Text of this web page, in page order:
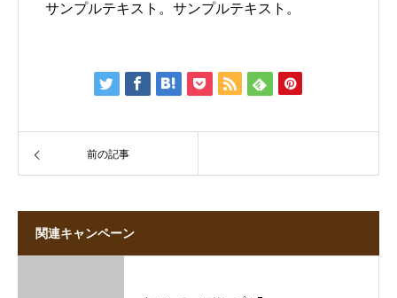
サンプルテキスト。サンプルテキスト。
前の記事
関連キャンペーン